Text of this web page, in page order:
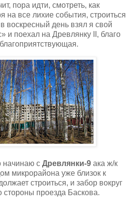
пора идти, смотреть, как
на все лихие события, строиться
воскресный день взял я свой
и поехал на Древлянку II, благо
начинаю с Древлянки-9 ака ж/к
микрорайона уже близок к
строиться, и забор вокруг
проезда Баскова.